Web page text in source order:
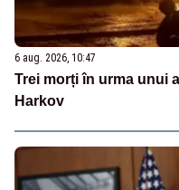
6 aug. 2026, 10:47
Trei morți în urma unui
Harkov